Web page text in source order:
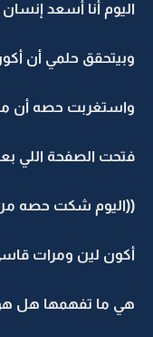
اليوم أنا أسعد
وبيتحقق حلمي أن
واستغربت حصه أن ما
فتحت الصفحة اللي
((اليوم شكت حصه من
أكون لين ومرات
هي ما تفهمها هل هو